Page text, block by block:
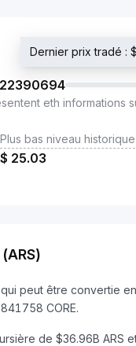
Dernier prix tradé :
eth informations
Plus bas niveau historique
$ 25.03
peut être convertie
CORE.
de $36.96B ARS